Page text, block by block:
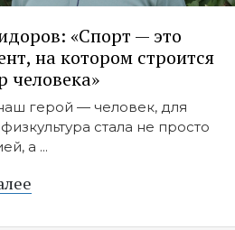
«Спорт — это
на котором строится
человека»
герой — человек, для
стала не просто
а ...